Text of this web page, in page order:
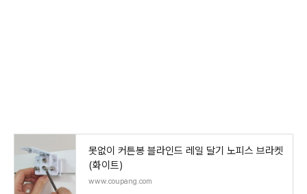
못없이 커튼봉 블라인드 레일 달기 노피스 브라켓
(화이트)
www.coupang.com